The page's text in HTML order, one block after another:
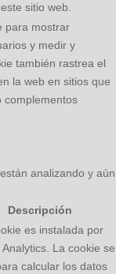
sitio web.
para mostrar
y medir y
también rastrea el
la web en sitios que
complementos
analizando y aún
Descripción
es instalada por
La cookie se
calcular los datos